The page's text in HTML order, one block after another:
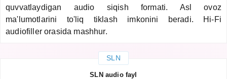
quvvatlaydigan audio siqish formati. Asl ovoz
ma'lumotlarini to'liq tiklash imkonini beradi. Hi-Fi
audiofiller orasida mashhur.
SLN
SLN audio fayl